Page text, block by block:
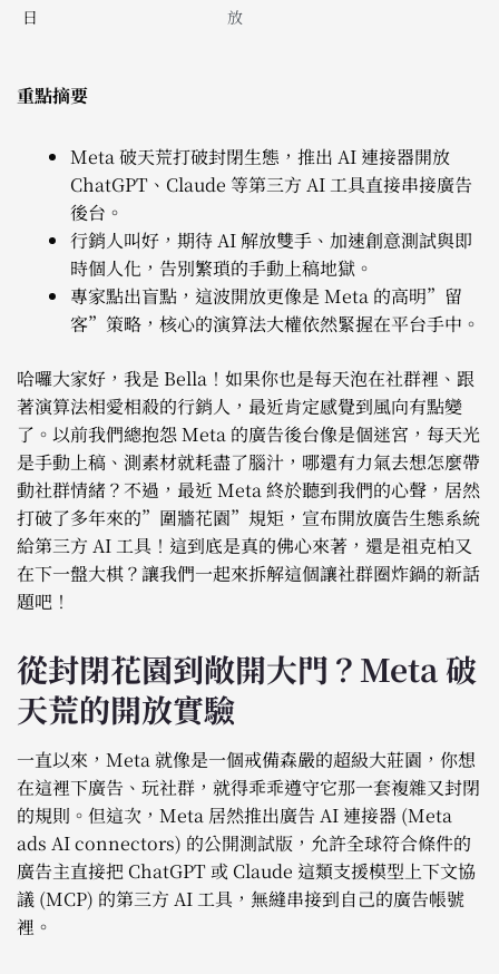
日
放
重點摘要
Meta 破天荒打破封閉生態，推出 AI 連接器開放
ChatGPT、Claude 等第三方 AI 工具直接串接廣告
後台。
行銷人叫好，期待 AI 解放雙手、加速創意測試與即
時個人化，告別繁瑣的手動上稿地獄。
專家點出盲點，這波開放更像是 Meta 的高明”留
客”策略，核心的演算法大權依然緊握在平台手中。
哈囉大家好，我是 Bella！如果你也是每天泡在社群裡、跟
著演算法相愛相殺的行銷人，最近肯定感覺到風向有點變
了。以前我們總抱怨 Meta 的廣告後台像是個迷宮，每天光
是手動上稿、測素材就耗盡了腦汁，哪還有力氣去想怎麼帶
動社群情緒？不過，最近 Meta 終於聽到我們的心聲，居然
打破了多年來的”圍牆花園”規矩，宣布開放廣告生態系統
給第三方 AI 工具！這到底是真的佛心來著，還是祖克柏又
在下一盤大棋？讓我們一起來拆解這個讓社群圈炸鍋的新話
題吧！
從封閉花園到敞開大門？Meta 破
天荒的開放實驗
一直以來，Meta 就像是一個戒備森嚴的超級大莊園，你想
在這裡下廣告、玩社群，就得乖乖遵守它那一套複雜又封閉
的規則。但這次，Meta 居然推出廣告 AI 連接器 (Meta
ads AI connectors) 的公開測試版，允許全球符合條件的
廣告主直接把 ChatGPT 或 Claude 這類支援模型上下文協
議 (MCP) 的第三方 AI 工具，無縫串接到自己的廣告帳號
裡。